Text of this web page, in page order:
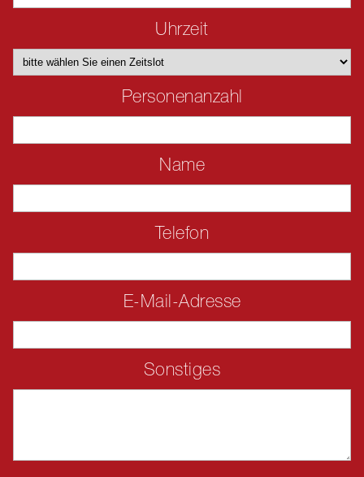
Uhrzeit
Personenanzahl
Name
Telefon
E-Mail-Adresse
Sonstiges